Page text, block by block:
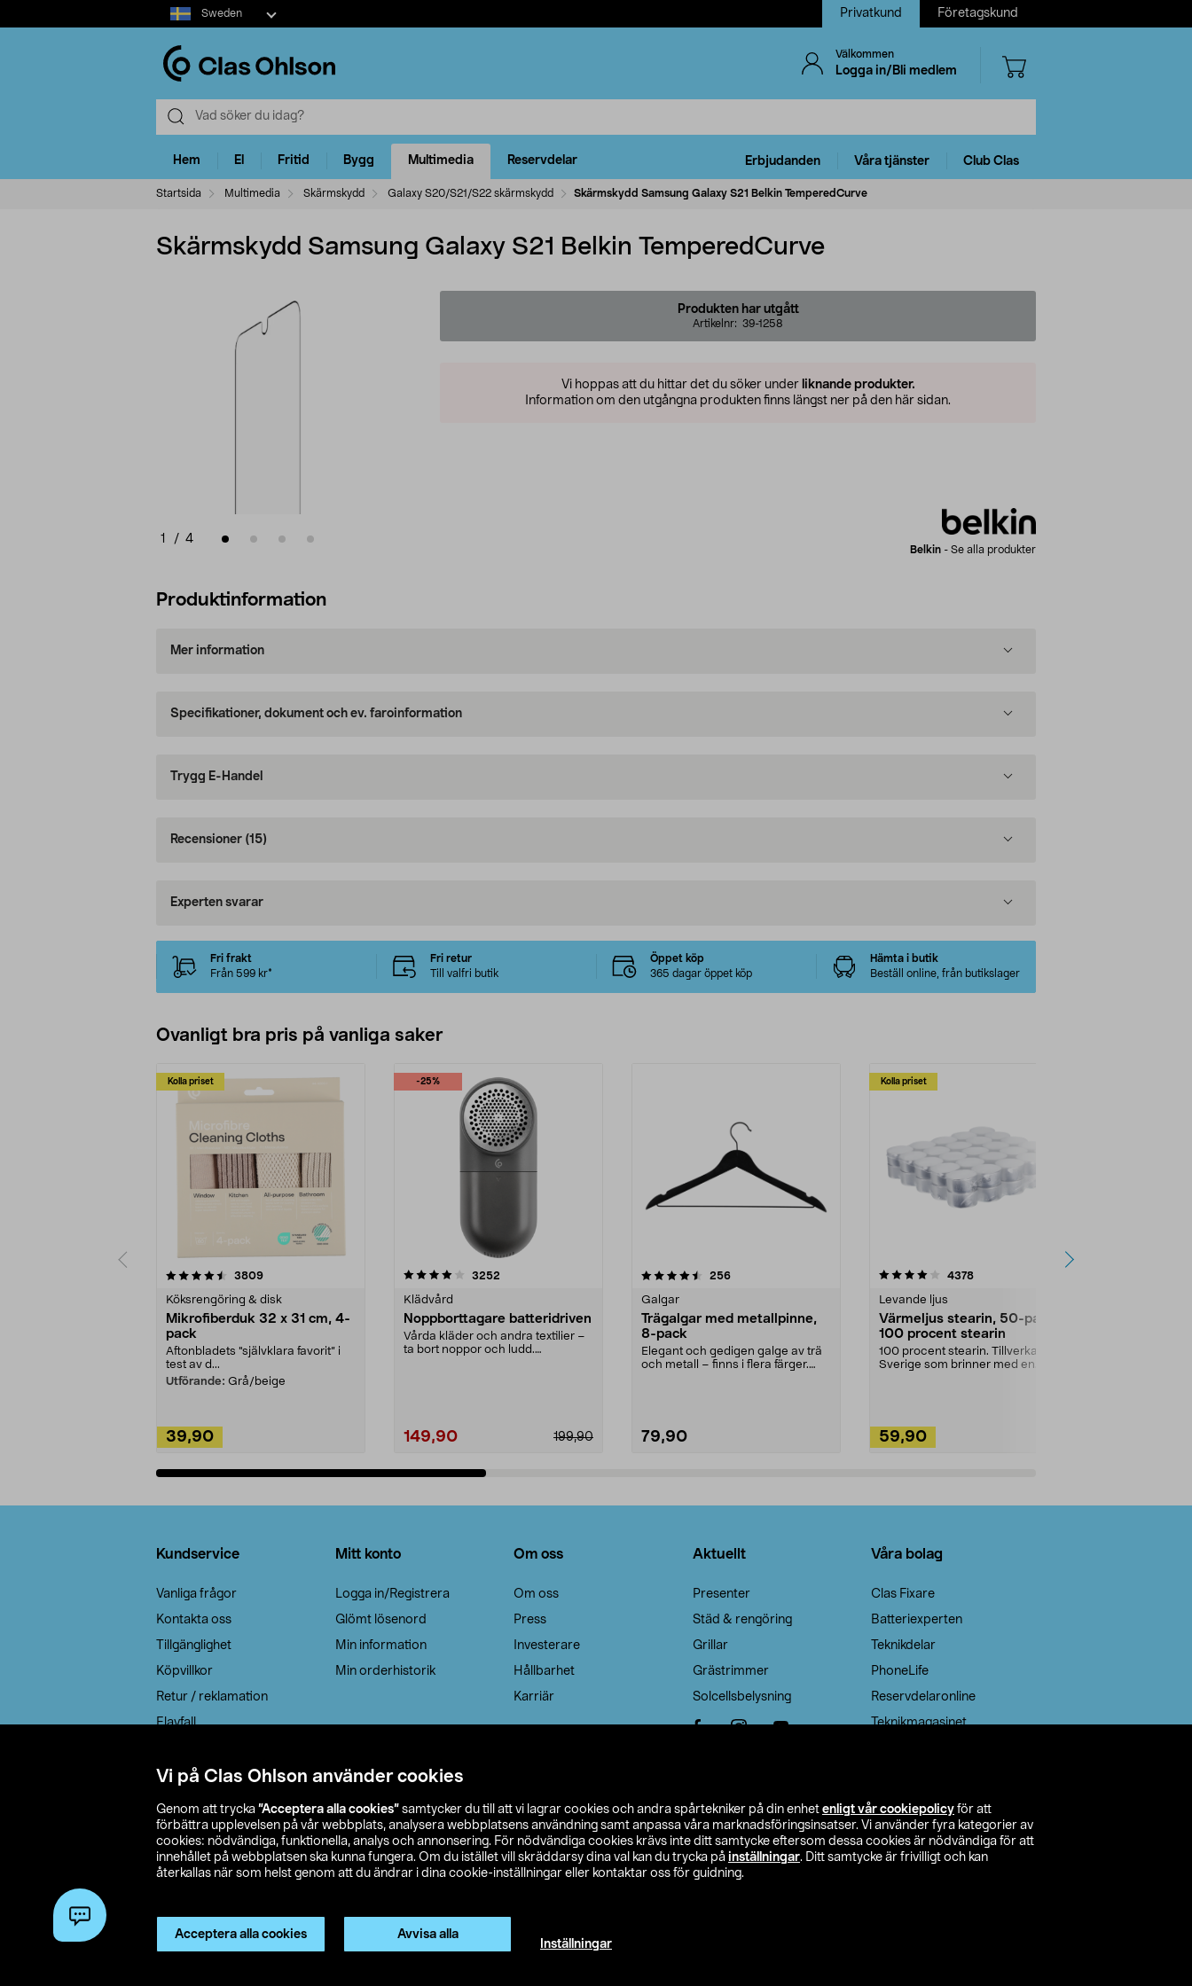
Vi på Clas Ohlson använder cookies
Genom att trycka ”Acceptera alla cookies” samtycker du till att vi lagrar cookies och andra spårtekniker på din enhet enligt vår cookiepolicy för att
förbättra upplevelsen på vår webbplats, analysera webbplatsens användning samt anpassa våra marknadsföringsinsatser. Vi använder fyra kategorier av
cookies: nödvändiga, funktionella, analys och annonsering. För nödvändiga cookies krävs inte ditt samtycke eftersom dessa cookies är nödvändiga för att
innehållet på webbplatsen ska kunna fungera. Om du istället vill skräddarsy dina val kan du trycka på inställningar. Ditt samtycke är frivilligt och kan
återkallas när som helst genom att du ändrar i dina cookie-inställningar eller kontaktar oss för guidning.
Acceptera alla cookies Avvisa alla
Inställningar
Select
market
Sweden Privatkund Företagskund
Välkommen
Logga in/Bli medlem
Hem El Fritid Bygg Multimedia Reservdelar Erbjudanden Våra tjänster Club Clas
Startsida Multimedia Skärmskydd Galaxy S20/S21/S22 skärmskydd Skärmskydd Samsung Galaxy S21 Belkin TemperedCurve
Skärmskydd Samsung Galaxy S21 Belkin TemperedCurve
1 / 4
Produkten har utgått
Artikelnr: 39-1258
Vi hoppas att du hittar det du söker under liknande produkter.
Information om den utgångna produkten finns längst ner på den här sidan.
Belkin - Se alla produkter
Produktinformation
Mer information
Specifikationer, dokument och ev. faroinformation
Trygg E-Handel
Recensioner (15)
Experten svarar
Fri frakt
Från 599 kr*
Fri retur
Till valfri butik
Öppet köp
365 dagar öppet köp
Hämta i butik
Beställ online, från butikslager
Ovanligt bra pris på vanliga saker
Kolla priset
3809recensioner
Köksrengöring & disk
Mikrofiberduk 32 x 31 cm, 4-
pack
Aftonbladets "självklara favorit” i
test av d...
Utförande: Grå/beige
39,90
-25%
4.0av 5 stjärnor 3252
Klädvård
Noppborttagare batteridriven
Vårda kläder och andra textilier –
ta bort noppor och ludd.
199,90
149,90
4.5av 5 stjärnor 256recensioner
Galgar
Trägalgar med metallpinne,
8-pack
Elegant och gedigen galge av trä
och metall – finns i flera färger.
79,90
Kolla priset
4.0av 5 stjärnor 4378recensioner
Levande ljus
Värmeljus stearin, 50-pack,
100 procent stearin
100 procent stearin. Tillverkade i
Sverige som brinner med en
59,90
4.5av 5 stjärnor
Kundservice
Vanliga frågor
Kontakta oss
Tillgänglighet
Köpvillkor
Retur / reklamation
Elavfall
Leveransalternativ
Mitt konto
Logga in/Registrera
Glömt lösenord
Min information
Min orderhistorik
Om oss
Om oss
Press
Investerare
Hållbarhet
Karriär
Aktuellt
Presenter
Städ & rengöring
Grillar
Grästrimmer
Solcellsbelysning
Våra bolag
Clas Fixare
Batteriexperten
Teknikdelar
PhoneLife
Reservdelaronline
Teknikmagasinet